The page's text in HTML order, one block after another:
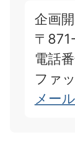
企画
〒
電話
ファ
メー